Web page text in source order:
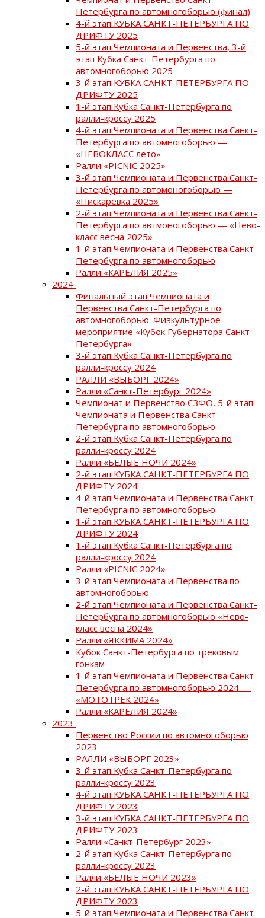
Петербурга по автомногоборью (финал)
4-й этап КУБКА САНКТ-ПЕТЕРБУРГА ПО
ДРИФТУ 2025
5-й этап Чемпионата и Первенства, 3-й
этап Кубка Санкт-Петербурга по
автомногоборью 2025
3-й этап КУБКА САНКТ-ПЕТЕРБУРГА ПО
ДРИФТУ 2025
1-й этап Кубка Санкт-Петербурга по
ралли-кроссу 2025
4-й этап Чемпионата и Первенства Санкт-
Петербурга по автомногоборью —
«НЕВОКЛАСС лето»
Ралли «PICNIC 2025»
3-й этап Чемпионата и Первенства Санкт-
Петербурга по автомоногоборью —
«Пискаревка 2025»
2-й этап Чемпионата и Первенства Санкт-
Петербурга по автмоногоборью — «Нево-
класс весна 2025»
1-й этап Чемпионата и Первенства Санкт-
Петербурга по автомногоборью
Ралли «КАРЕЛИЯ 2025»
2024
Финальный этап Чемпионата и
Первенства Санкт-Петербурга по
автомногоборью. Физкультурное
мероприятие «Кубок Губернатора Санкт-
Петербурга»
3-й этап Кубка Санкт-Петербурга по
ралли-кроссу 2024
РАЛЛИ «ВЫБОРГ 2024»
Ралли «Санкт-Петербург 2024»
Чемпионат и Первенство СЗФО, 5-й этап
Чемпионата и Первенства Санкт-
Петербурга по автомногоборью
2-й этап Кубка Санкт-Петербурга по
ралли-кроссу 2024
Ралли «БЕЛЫЕ НОЧИ 2024»
2-й этап КУБКА САНКТ-ПЕТЕРБУРГА ПО
ДРИФТУ 2024
4-й этап Чемпионата и Первенства Санкт-
Петербурга по автомногоборью
1-й этап КУБКА САНКТ-ПЕТЕРБУРГА ПО
ДРИФТУ 2024
1-й этап Кубка Санкт-Петербурга по
ралли-кроссу 2024
Ралли «PICNIC 2024»
3-й этап Чемпионата и Первенства по
автомногоборью
2-й этап Чемпионата и Первенства Санкт-
Петербурга по автомногоборью «Нево-
класс весна 2024»
Ралли «ЯККИМА 2024»
Кубок Санкт-Петербурга по трековым
гонкам
1-й этап Чемпионата и Первенства Санкт-
Петербурга по автомногоборью 2024 —
«МОТОТРЕК 2024»
Ралли «КАРЕЛИЯ 2024»
2023
Первенство России по автомногоборью
2023
РАЛЛИ «ВЫБОРГ 2023»
3-й этап Кубка Санкт-Петербурга по
ралли-кроссу 2023
4-й этап КУБКА САНКТ-ПЕТЕРБУРГА ПО
ДРИФТУ 2023
3-й этап КУБКА САНКТ-ПЕТЕРБУРГА ПО
ДРИФТУ 2023
Ралли «Санкт-Петербург 2023»
2-й этап Кубка Санкт-Петербурга по
ралли-кроссу 2023
Ралли «БЕЛЫЕ НОЧИ 2023»
2-й этап КУБКА САНКТ-ПЕТЕРБУРГА ПО
ДРИФТУ 2023
5-й этап Чемпионата и Первенства Санкт-